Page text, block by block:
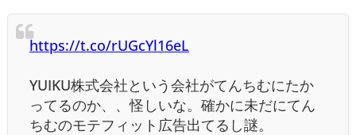
https://t.co/rUGcYl16eL
YUIKU株式会社という会社がてんちむにたか
ってるのか、、怪しいな。確かに未だにてん
ちむのモテフィット広告出てるし謎。